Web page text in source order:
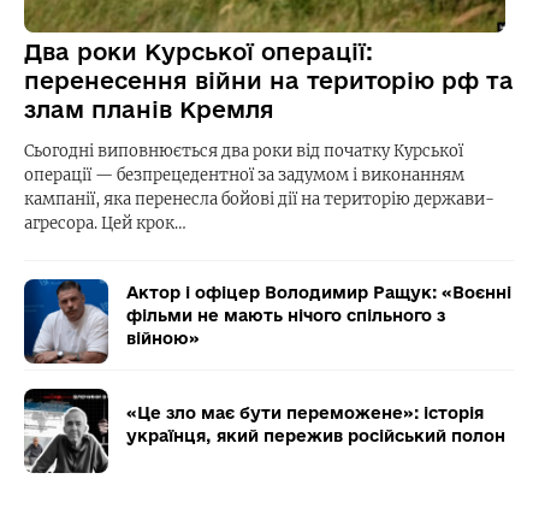
Два роки Курської операції:
перенесення війни на територію рф та
злам планів Кремля
Сьогодні виповнюється два роки від початку Курської
операції — безпрецедентної за задумом і виконанням
кампанії, яка перенесла бойові дії на територію держави-
агресора. Цей крок…
Актор і офіцер Володимир Ращук: «Воєнні
фільми не мають нічого спільного з
війною»
«Це зло має бути переможене»: історія
українця, який пережив російський полон